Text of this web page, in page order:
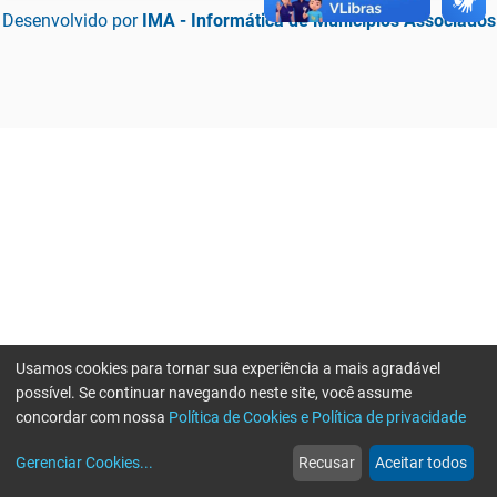
Desenvolvido por IMA - Informática de Municípios Associados
web
Notícias
more_horiz
Mais
Usamos cookies para tornar sua experiência a mais agradável
possível. Se continuar navegando neste site, você assume
concordar com nossa Política de Cookies e Política de privacidade
Gerenciar Cookies... Recusar Aceitar todos
Erro ao enviar informações, por favor tente novamente